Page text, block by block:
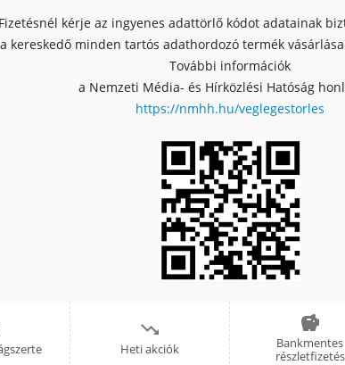
Fizetésnél kérje az ingyenes adattörlő kódot adatainak
kereskedő minden tartós adathordozó termék
További információk
a Nemzeti Média- és Hírközlési Hatóság
https://nmhh.hu/veglegestorles

Heti akciók

Bankmentes
részletfizetés